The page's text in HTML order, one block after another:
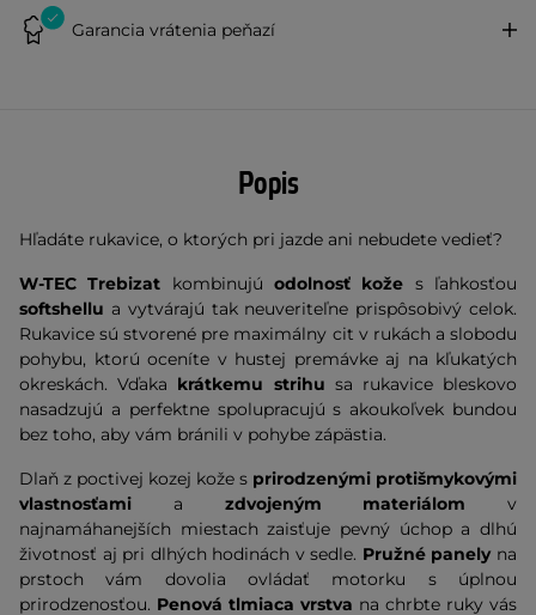
Garancia vrátenia peňazí
Popis
Hľadáte rukavice, o ktorých pri jazde ani nebudete vedieť?
W-TEC Trebizat kombinujúodolnosť kože s ľahkosťou
softshellu a vytvárajú tak neuveriteľne prispôsobivý celok.
Rukavice sú stvorené pre maximálny cit v rukách a slobodu
pohybu, ktorú oceníte v hustej premávke aj na kľukatých
okreskách. Vďaka krátkemu strihu sa rukavice bleskovo
nasadzujú a perfektne spolupracujú s akoukoľvek bundou
bez toho, aby vám bránili v pohybe zápästia.
Dlaň z poctivej kozej kože s prirodzenými protišmykovými
vlastnosťami a zdvojeným materiálom v
najnamáhanejších miestach zaisťuje pevný úchop a dlhú
životnosť aj pri dlhých hodinách v sedle. Pružné panelyna
prstoch vám dovolia ovládať motorku s úplnou
prirodzenosťou. Penová tlmiaca vrstva na chrbte ruky vás